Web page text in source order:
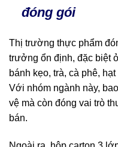
đóng gói
Thị trường thực phẩm
trưởng ổn định, đặc biệt
bánh kẹo, trà, cà phê,
Với nhóm ngành này,
vệ mà còn đóng vai trò
bán.